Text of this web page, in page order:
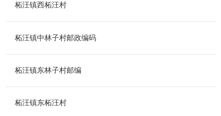
柘汪镇西柘汪村
柘汪镇中林子村邮政编码
柘汪镇东林子村邮编
柘汪镇东柘汪村